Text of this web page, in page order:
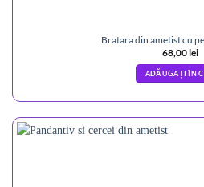
Bratara din ametist cu
68,00lei
ADĂUGAȚI ÎN